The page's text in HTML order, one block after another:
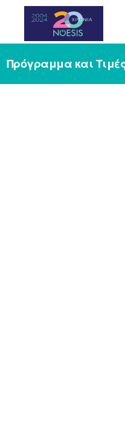
Noesis
Πρόγραμμα και